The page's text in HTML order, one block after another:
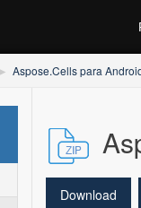
Aspose.Cells para
Download